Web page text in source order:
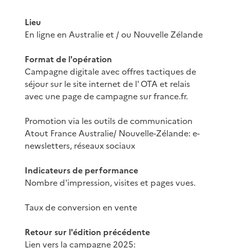
Lieu
En ligne en Australie et / ou Nouvelle Zélande
Format de l'opération
Campagne digitale avec offres tactiques de
séjour sur le site internet de l' OTA et relais
avec une page de campagne sur france.fr.
Promotion via les outils de communication
Atout France Australie/ Nouvelle-Zélande: e-
newsletters, réseaux sociaux
Indicateurs de performance
Nombre d'impression, visites et pages vues.
Taux de conversion en vente
Retour sur l'édition précédente
Lien vers la campagne 2025: